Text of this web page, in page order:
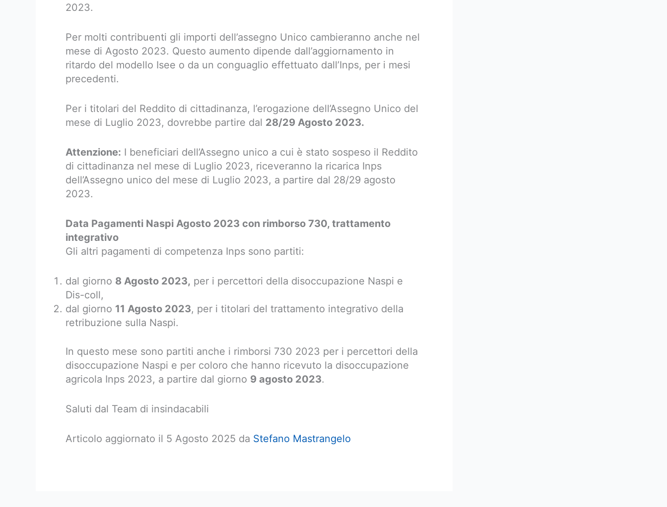
2023.
Per molti contribuenti gli importi dell’assegno Unico cambieranno anche nel
mese di Agosto 2023. Questo aumento dipende dall’aggiornamento in
ritardo del modello Isee o da un conguaglio effettuato dall’Inps, per i mesi
precedenti.
Per i titolari del Reddito di cittadinanza, l’erogazione dell’Assegno Unico del
mese di Luglio 2023, dovrebbe partire dal 28/29 Agosto 2023.
Attenzione: I beneficiari dell’Assegno unico a cui è stato sospeso il Reddito
di cittadinanza nel mese di Luglio 2023, riceveranno la ricarica Inps
dell’Assegno unico del mese di Luglio 2023, a partire dal 28/29 agosto
2023.
Data Pagamenti Naspi Agosto 2023 con rimborso 730, trattamento
integrativo
Gli altri pagamenti di competenza Inps sono partiti:
dal giorno 8 Agosto 2023, per i percettori della disoccupazione Naspi e
Dis-coll,
dal giorno 11 Agosto 2023, per i titolari del trattamento integrativo della
retribuzione sulla Naspi.
In questo mese sono partiti anche i rimborsi 730 2023 per i percettori della
disoccupazione Naspi e per coloro che hanno ricevuto la disoccupazione
agricola Inps 2023, a partire dal giorno 9 agosto 2023.
Saluti dal Team di insindacabili
Articolo aggiornato il 5 Agosto 2025 da Stefano Mastrangelo